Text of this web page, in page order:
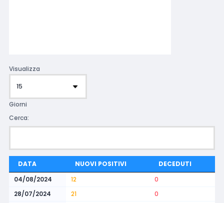
Visualizza
Giorni
Cerca:
DATA NUOVI POSITIVI
DECEDUTI
04/08/2024
12
0
28/07/2024
21
0